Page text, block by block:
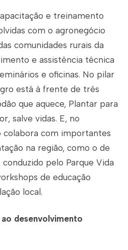
e treinamento
com o agronegócio
comunidades rurais da
e assistência técnica
e oficinas. No pilar
está à frente de três
que aquece, Plantar para
salve vidas. E, no
colabora com importantes
na região, como o de
pelo Parque Vida
de educação
local.
desenvolvimento